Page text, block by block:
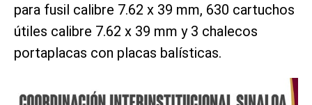
para fusil calibre 7.62 x 39 mm, 630 cartuchos
útiles calibre 7.62 x 39 mm y 3 chalecos
portaplacas con placas balísticas.